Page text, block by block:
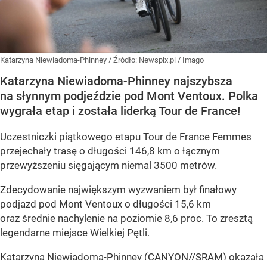
Katarzyna Niewiadoma-Phinney / Źródło: Newspix.pl / Imago
Katarzyna Niewiadoma-Phinney najszybsza
na słynnym podjeździe pod Mont Ventoux. Polka
wygrała etap i została liderką Tour de France!
Uczestniczki piątkowego etapu Tour de France Femmes
przejechały trasę o długości 146,8 km o łącznym
przewyższeniu sięgającym niemal 3500 metrów.
Zdecydowanie największym wyzwaniem był finałowy
podjazd pod Mont Ventoux o długości 15,6 km
oraz średnie nachylenie na poziomie 8,6 proc. To zresztą
legendarne miejsce Wielkiej Pętli.
Katarzyna Niewiadoma-Phinney (CANYON//SRAM) okazała